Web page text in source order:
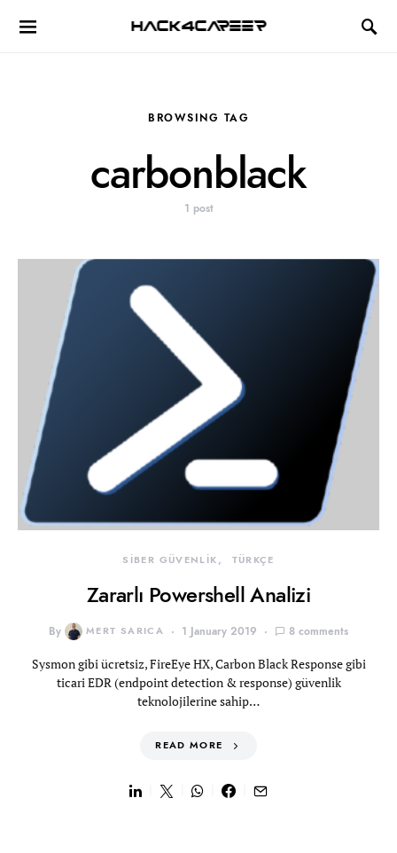
Hack4Career
BROWSING TAG
carbonblack
1 post
SİBER GÜVENLİK TÜRKÇE
Zararlı Powershell Analizi
By MERT SARICA 1 January 2019 8 comments
Sysmon gibi ücretsiz, FireEye HX, Carbon Black Response gibi
ticari EDR (endpoint detection & response) güvenlik
teknolojilerine sahip…
READ MORE